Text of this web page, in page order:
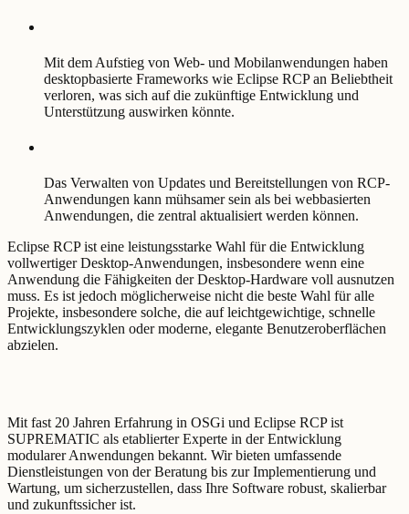
Mit dem Aufstieg von Web- und Mobilanwendungen haben
desktopbasierte Frameworks wie Eclipse RCP an Beliebtheit
verloren, was sich auf die zukünftige Entwicklung und
Unterstützung auswirken könnte.
Das Verwalten von Updates und Bereitstellungen von RCP-
Anwendungen kann mühsamer sein als bei webbasierten
Anwendungen, die zentral aktualisiert werden können.
Eclipse RCP ist eine leistungsstarke Wahl für die Entwicklung
vollwertiger Desktop-Anwendungen, insbesondere wenn eine
Anwendung die Fähigkeiten der Desktop-Hardware voll ausnutzen
muss. Es ist jedoch möglicherweise nicht die beste Wahl für alle
Projekte, insbesondere solche, die auf leichtgewichtige, schnelle
Entwicklungszyklen oder moderne, elegante Benutzeroberflächen
abzielen.
Mit fast 20 Jahren Erfahrung in OSGi und Eclipse RCP ist
SUPREMATIC als etablierter Experte in der Entwicklung
modularer Anwendungen bekannt. Wir bieten umfassende
Dienstleistungen von der Beratung bis zur Implementierung und
Wartung, um sicherzustellen, dass Ihre Software robust, skalierbar
und zukunftssicher ist.